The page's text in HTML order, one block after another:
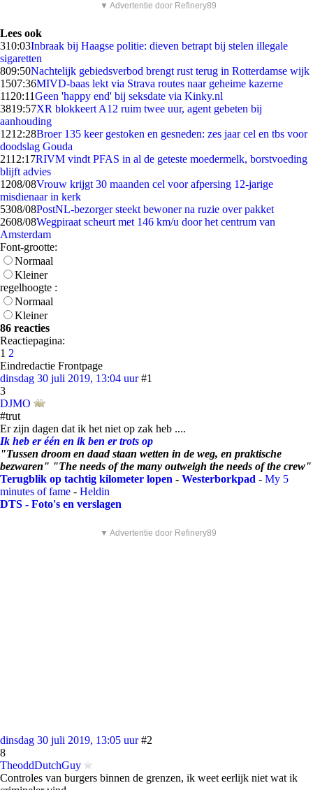
▼ Advertentie door Refinery89
Lees ook
310:03Inbraak bij Haagse politie: dieven betrapt bij stelen illegale
sigaretten
809:50Nachtelijk gebiedsverbod brengt rust terug in Rotterdamse wijk
1507:36MIVD-baas lekt via Strava routes naar geheime kazerne
11 20:11Geen 'happy end' bij seksdate via Kinky.nl
3819:57XR blokkeert A12 ruim twee uur, agent gebeten bij
aanhouding
1212:28Broer 135 keer gestoken en gesneden: zes jaar cel en tbs voor
doodslag Gouda
2112:17RIVM vindt PFAS in al de geteste moedermelk, borstvoeding
blijft advies
1208/08Vrouw krijgt 30 maanden cel voor afpersing 12-jarige
misdienaar in kerk
5308/08PostNL-bezorger steekt bewoner na ruzie over pakket
2608/08Wegpiraat scheurt met 146 km/u door het centrum van
Amsterdam
Font-grootte:
Normaal
Kleiner
regelhoogte :
Normaal
Kleiner
86 reacties
Reactiepagina:
1 2
Eindredactie Frontpage
dinsdag 30 juli 2019, 13:04 uur #1
3
DJMO
#trut
Er zijn dagen dat ik het niet op zak heb ....
Ik heb er één en ik ben er trots op
"Tussen droom en daad staan wetten in de weg, en praktische
bezwaren" "The needs of the many outweigh the needs of the crew"
Terugblik op tachtig kilometer lopen - Westerborkpad - My 5
minutes of fame - Heldin
DTS - Foto's en verslagen
▼ Advertentie door Refinery89
dinsdag 30 juli 2019, 13:05 uur #2
8
TheoddDutchGuy
Controles van burgers binnen de grenzen, ik weet eerlijk niet wat ik